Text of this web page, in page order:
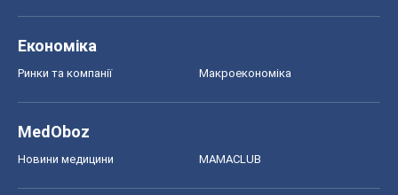
Економіка
Ринки та компанії Макроекономіка
MedOboz
Новини медицини MAMACLUB